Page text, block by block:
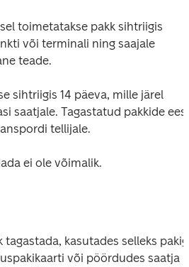
toimetatakse pakk sihtriigis
või terminali ning saajale
teade.
sihtriigis 14 päeva, mille järel
saatjale. Tagastatud pakkide
tellijale.
ei ole võimalik.
kasutades selleks
või pöördudes saatja